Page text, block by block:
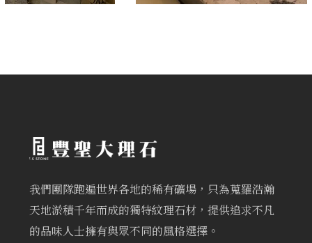
我們團隊跑遍世界各地的稀有礦場，只為蒐羅浩瀚
天地淤積千年而成的獨特紋理石材，提供追求不凡
的品味人士擁有與眾不同的風格選擇。